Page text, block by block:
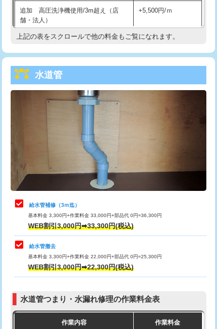
給水管工事※（塩ビ管（VP・HI）使
用/3ｍまで)
33,000円
給水管工事※（塩ビ管（VP・HI）使
+8,800円
給水管工事※（ライニング鋼管・銅
管・ポリ管・HT管使用/3ｍまで)
給水管工事※（ライニング鋼管・銅
管・ポリ管・HT管使用/3ｍ超え)
排水管工事（土の掘削・埋め戻し作
11,000円~
排水管工事（排水管工事/3ｍまで） 55,000円
排水管工事（追加 排水管工事/3ｍ超
マス交換（土の掘削・埋め戻し作業）
マス交換（深さ50㎝未満）
マス交換（深さ50㎝以上）
コンクリート斫り（厚さ10㎝まで）
追加 高圧洗浄機使用/3m超え（店
舗・法人）
+5,500円/ｍ
高度高圧洗浄換 現地調査
トーラー機使用/3mまで
追加トーラー機使用/3m超え
33,000円
8,800円
止水・漏水調査・防水処理・清掃・修
理・調整・分解・加工など（軽作業）
11,000円
止水・漏水調査・防水処理・清掃・修
理・調整・分解・加工など（中作業）
止水・漏水調査・防水処理・清掃・修
理・調整・分解・加工など（重作業）
33,000円
その他部品の脱着
交換・取付（タンク）
式）)
式・ワンホール）)
上記の表をスクロールで他の料金もご覧になれます。
水道管
給水管補修（3ｍ迄）
基本料金 3,300円+作業料金 33,000円+部品代 0円=36,300円
WEB割引3,000円➡33,300円(税込)
給水管撤去
基本料金 3,300円+作業料金 22,000円+部品代 0円=25,300円
WEB割引3,000円➡22,300円(税込)
水道管つまり・水漏れ修理の作業料金表
作業内容 作業料金